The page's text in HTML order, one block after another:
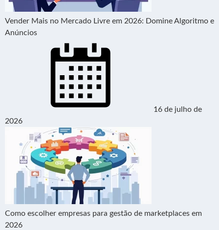
Vender Mais no Mercado Livre em 2026: Domine Algoritmo e
Anúncios
16 de julho de
2026
Como escolher empresas para gestão de marketplaces em
2026